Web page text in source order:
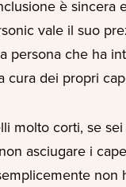
è sincera
vale il suo
persona che ha
cura dei propri
molto corti, se
asciugare i
non